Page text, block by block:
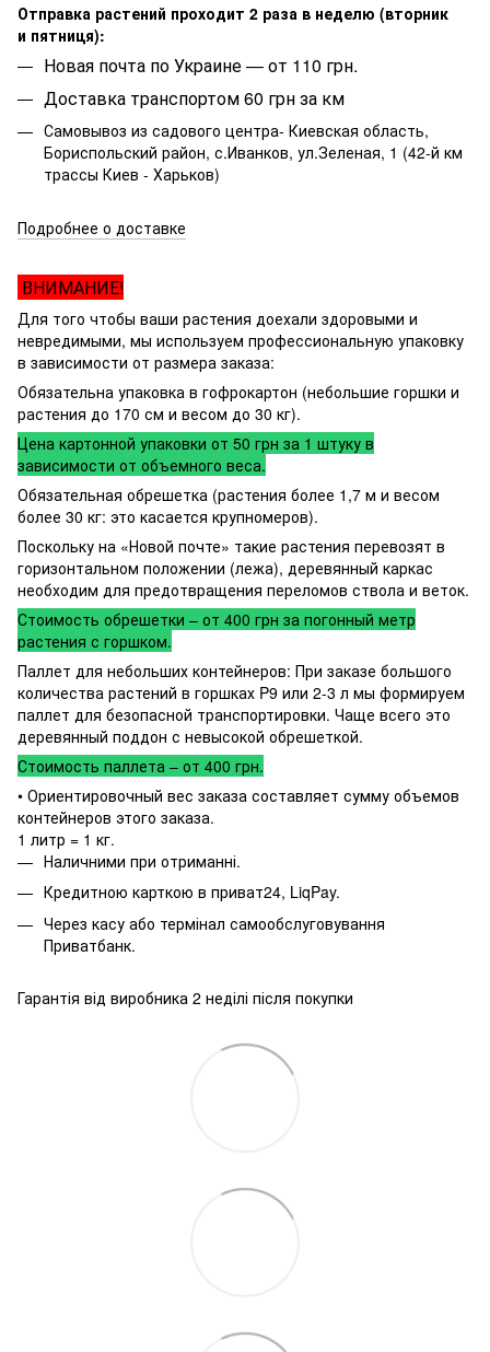
Отправка растений проходит 2 раза в неделю (вторник
и пятниця):
Новая почта по Украине — от 110 грн.
Доставка транспортом 60 грн за км
Самовывоз из садового центра- Киевская область,
Бориспольский район, с.Иванков, ул.Зеленая, 1 (42-й км
трассы Киев - Харьков)
Подробнее о доставке
ВНИМАНИЕ!
Для того чтобы ваши растения доехали здоровыми и
невредимыми, мы используем профессиональную упаковку
в зависимости от размера заказа:
Обязательна упаковка в гофрокартон (небольшие горшки и
растения до 170 см и весом до 30 кг).
Цена картонной упаковки от 50 грн за 1 штуку в
зависимости от объемного веса.
Обязательная обрешетка (растения более 1,7 м и весом
более 30 кг: это касается крупномеров).
Поскольку на «Новой почте» такие растения перевозят в
горизонтальном положении (лежа), деревянный каркас
необходим для предотвращения переломов ствола и веток.
Стоимость обрешетки – от 400 грн за погонный метр
растения с горшком.
Паллет для небольших контейнеров: При заказе большого
количества растений в горшках P9 или 2-3 л мы формируем
паллет для безопасной транспортировки. Чаще всего это
деревянный поддон с невысокой обрешеткой.
Стоимость паллета – от 400 грн.
• Ориентировочный вес заказа составляет сумму объемов
контейнеров этого заказа.
1 литр = 1 кг.
Наличними при отриманні.
Кредитною карткою в приват24, LiqPay.
Через касу або термінал самообслуговування
Приватбанк.
Гарантія від виробника 2 неділі після покупки